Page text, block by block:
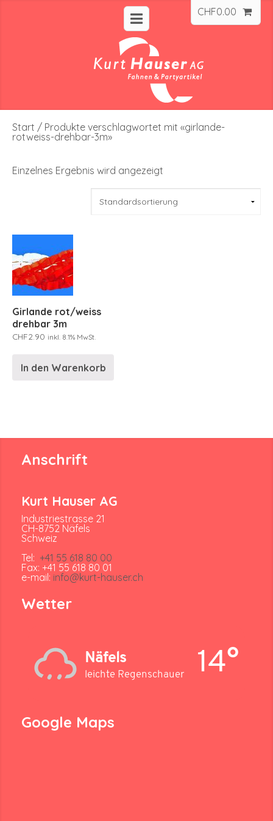
CHF0.00
Start / Produkte verschlagwortet mit «girlande-
rotweiss-drehbar-3m»
Einzelnes Ergebnis wird angezeigt
Girlande rot/weiss
drehbar 3m
CHF2.90 inkl. 8.1% MwSt.
In den Warenkorb
Anschrift
Kurt Hauser AG
Industriestrasse 21
CH-8752 Näfels
Schweiz
Tel: +41 55 618 80 00
Fax: +41 55 618 80 01
e-mail: info@kurt-hauser.ch
Wetter
Näfels
leichte Regenschauer 14°
Google Maps